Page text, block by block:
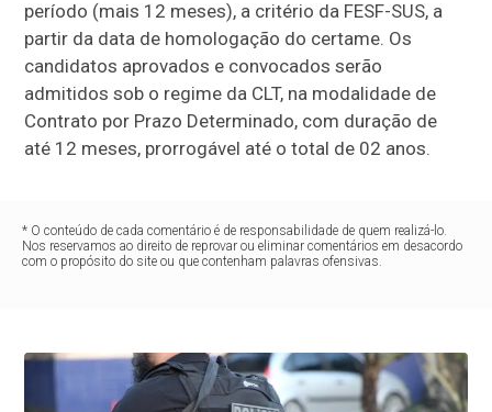
período (mais 12 meses), a critério da FESF-SUS, a
partir da data de homologação do certame. Os
candidatos aprovados e convocados serão
admitidos sob o regime da CLT, na modalidade de
Contrato por Prazo Determinado, com duração de
até 12 meses, prorrogável até o total de 02 anos.
* O conteúdo de cada comentário é de responsabilidade de quem realizá-lo.
Nos reservamos ao direito de reprovar ou eliminar comentários em desacordo
com o propósito do site ou que contenham palavras ofensivas.